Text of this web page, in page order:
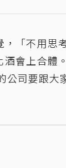
「不用思
會上合體
司要跟大